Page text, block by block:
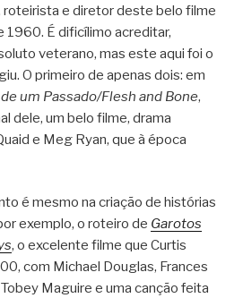
roteirista e diretor deste belo filme
1960. É dificílimo acreditar,
veterano, mas este aqui foi o
O primeiro de apenas dois: em
um Passado/Flesh and Bone,
dele, um belo filme, drama
e Meg Ryan, que à época
é mesmo na criação de histórias
exemplo, o roteiro de Garotos
, o excelente filme que Curtis
com Michael Douglas, Frances
Maguire e uma canção feita